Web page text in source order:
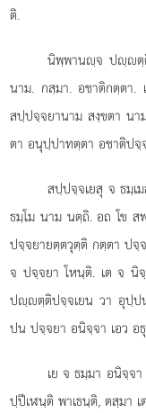
ติ.
นิพฺพานฺจ ปฺตฺ
นาม. กสฺมา. อชาติกตฺตา
สปฺปจฺจยานาม สงฺขตา น
ตา อนุปฺปาทตฺตา อชาติป
สปฺปจฺจเยสุ จ ธมฺเ
ธมฺโม นาม นตฺถิ. อถ โข ส
ปจฺจยายตฺตวุตฺติ กตฺตา ป
จ ปจฺจยา โหนฺติ. เต จ นิ
ปฺตฺติปจฺจเยน วา อุปฺป
ปน ปจฺจยา อนิจฺจา เอว อ
เยจ ธมฺมา อนิจฺจ
ปฺปีเฬนฺติ พาเธนฺติ, ตสฺมา